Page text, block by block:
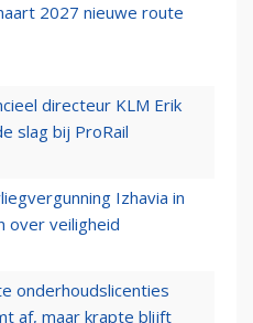
2027 nieuwe route
directeur KLM Erik
slag bij ProRail
Izhavia in
over veiligheid
onderhoudslicenties
af, maar krapte blijft